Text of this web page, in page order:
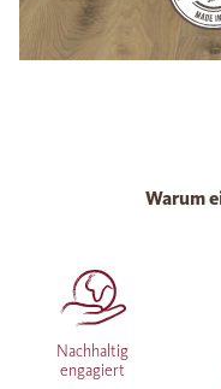
Warum
Nachhaltig
engagiert